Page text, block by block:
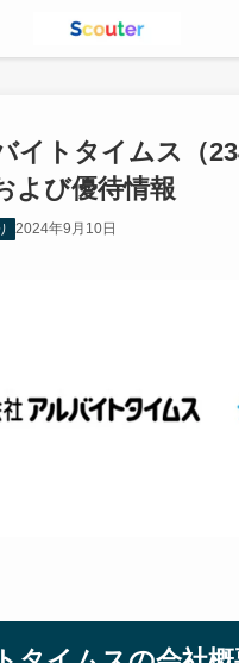
イトタイムス（
よび優待情報
2024年9月10日